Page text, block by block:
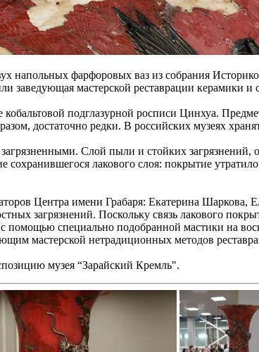
напольных фарфоровых ваз из собрания
заведующая мастерской реставрации керамики
подглазурной росписи Цинхуа.
достаточно редки. В российских музеях
Слой пыли и стойких загрязнений,
сохранившегося лакового слоя: покрытие
Центра имени Грабаря: Екатерина
загрязнений. Поскольку связь лакового
специально подобранной мастики на
мастерской нетрадиционных методов
музея “Зарайский Кремль".